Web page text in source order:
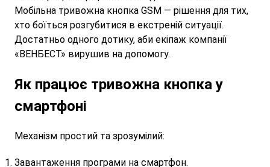
Мобільна тривожна кнопка GSM — рішення для тих,
хто боїться розгубитися в екстреній ситуації.
Достатньо одного дотику, аби екіпаж компанії
«ВЕНБЕСТ» вирушив на допомогу.
Як працює тривожна кнопка у
смартфоні
Механізм простий та зрозумілий:
Завантаження програми на смартфон.